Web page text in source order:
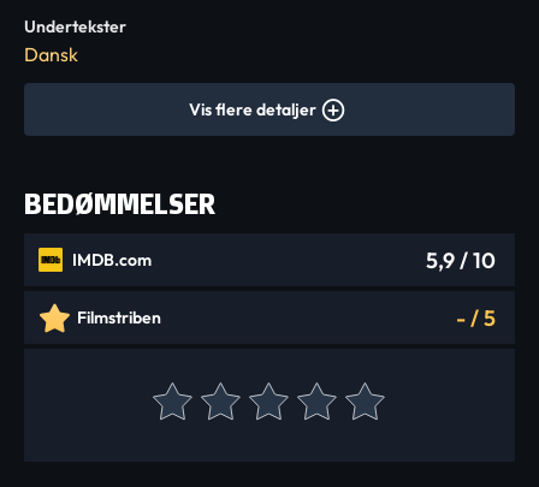
Undertekster
Dansk
Vis flere detaljer
BEDØMMELSER
IMDB.com 5,9/ 10
Filmstriben -/5